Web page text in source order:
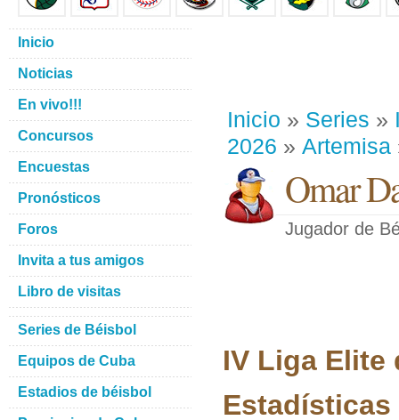
Inicio » Series »
2026 » Artemisa
Omar
Jugador de
IV Liga Elite
Estadísticas
Inicio
Noticias
En vivo!!!
Concursos
Encuestas
Pronósticos
Foros
Invita a tus amigos
Libro de visitas
Series de Béisbol
Equipos de Cuba
Estadios de béisbol